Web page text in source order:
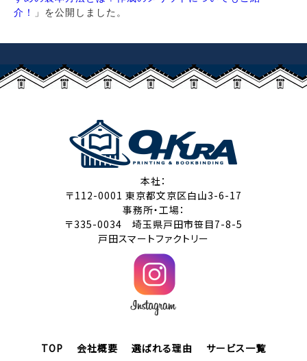
介！
」を公開しました。
本社：
〒112-0001 東京都文京区白山3-6-17
事務所・工場：
〒335-0034 埼玉県戸田市笹目7-8-5
戸田スマートファクトリー
TOP 会社概要 選ばれる理由
サービス一覧